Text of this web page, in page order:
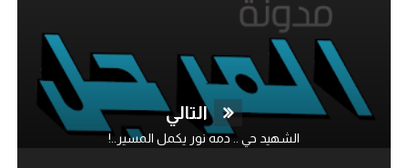
التالي
الشهيد حي .. دمه نور يكمل المسير..!